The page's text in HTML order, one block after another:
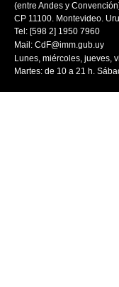
(entre Andes y
CP 11100. Montevideo.
Tel: [598 2] 1950 7960
Mail: CdF@imm.gub.uy
Lunes, miércoles, jueves,
Martes: de 10 a 21 h.